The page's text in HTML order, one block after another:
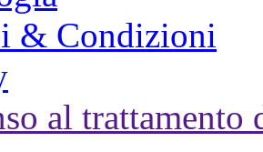
& Condizioni
al trattamento